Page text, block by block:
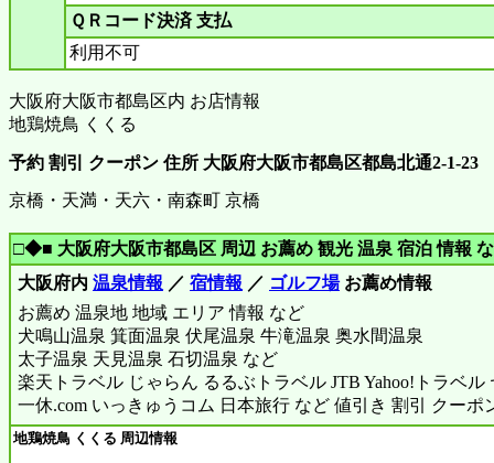
ＱＲコード決済 支払
利用不可
大阪府大阪市都島区内 お店情報
地鶏焼鳥 くくる
予約 割引 クーポン 住所 大阪府大阪市都島区都島北通2‐1‐23
京橋・天満・天六・南森町 京橋
□◆■ 大阪府大阪市都島区 周辺 お薦め 観光 温泉 宿泊 情報
大阪府内 温泉情報 ／ 宿情報 ／ ゴルフ場お薦め情報
お薦め 温泉地 地域 エリア 情報 など
犬鳴山温泉 箕面温泉 伏尾温泉 牛滝温泉 奥水間温泉
太子温泉 天見温泉 石切温泉 など
楽天トラベル じゃらん るるぶトラベル JTB Yahoo!トラベル
一休.com いっきゅうコム 日本旅行 など 値引き 割引 クーポ
地鶏焼鳥 くくる 周辺情報